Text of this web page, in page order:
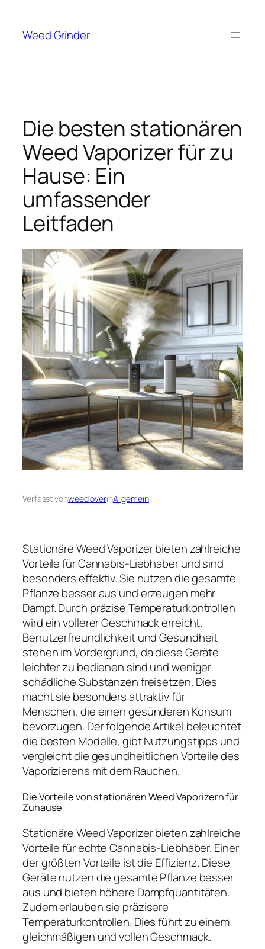
springen
Weed Grinder
Die besten stationären
Weed Vaporizer für zu
Hause: Ein
umfassender
Leitfaden
Verfasst vonweedloverinAllgemein
Stationäre Weed Vaporizer bieten zahlreiche
Vorteile für Cannabis-Liebhaber und sind
besonders effektiv. Sie nutzen die gesamte
Pflanze besser aus und erzeugen mehr
Dampf. Durch präzise Temperaturkontrollen
wird ein vollerer Geschmack erreicht.
Benutzerfreundlichkeit und Gesundheit
stehen im Vordergrund, da diese Geräte
leichter zu bedienen sind und weniger
schädliche Substanzen freisetzen. Dies
macht sie besonders attraktiv für
Menschen, die einen gesünderen Konsum
bevorzugen. Der folgende Artikel beleuchtet
die besten Modelle, gibt Nutzungstipps und
vergleicht die gesundheitlichen Vorteile des
Vaporizierens mit dem Rauchen.
Die Vorteile von stationären Weed Vaporizern für
Zuhause
Stationäre Weed Vaporizer bieten zahlreiche
Vorteile für echte Cannabis-Liebhaber. Einer
der größten Vorteile ist die Effizienz. Diese
Geräte nutzen die gesamte Pflanze besser
aus und bieten höhere Dampfquantitäten.
Zudem erlauben sie präzisere
Temperaturkontrollen. Dies führt zu einem
gleichmäßigen und vollen Geschmack.